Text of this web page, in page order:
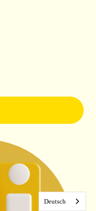
Deutsch